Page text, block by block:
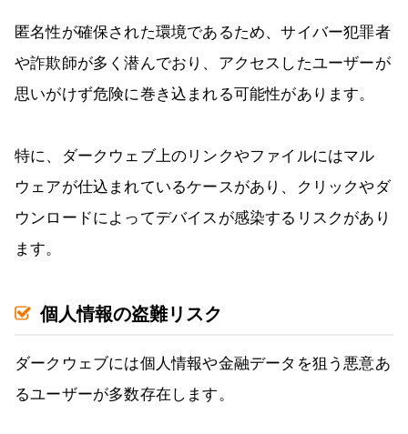
匿名性が確保された環境であるため、サイバー犯罪者
や詐欺師が多く潜んでおり、アクセスしたユーザーが
思いがけず危険に巻き込まれる可能性があります。
特に、ダークウェブ上のリンクやファイルにはマル
ウェアが仕込まれているケースがあり、クリックやダ
ウンロードによってデバイスが感染するリスクがあり
ます。
個人情報の盗難リスク
ダークウェブには個人情報や金融データを狙う悪意あ
るユーザーが多数存在します。